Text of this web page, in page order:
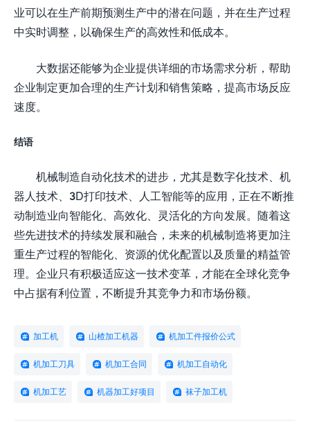
业可以在生产前期预测生产中的潜在问题，并在生产过程
中实时调整，以确保生产的高效性和低成本。
大数据还能够为企业提供详细的市场需求分析，帮助
企业制定更加合理的生产计划和销售策略，提高市场反应
速度。
结语
机械制造自动化技术的进步，尤其是数字化技术、机
器人技术、3D打印技术、人工智能等的应用，正在不断推
动制造业向智能化、高效化、灵活化的方向发展。随着这
些先进技术的持续发展和融合，未来的机械制造将更加注
重生产过程的智能化、资源的优化配置以及质量的精益管
理。企业只有积极适应这一技术变革，才能在全球化竞争
中占据有利位置，不断提升其竞争力和市场份额。
加工机 山楂加工机器 机加工件报价公式
机加工刀具 机加工合同 机加工自动化
机加工艺 机器加工好项目 袜子加工机